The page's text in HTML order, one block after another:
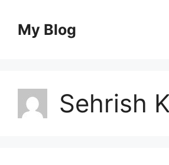
contentMy Blog
Sehrish